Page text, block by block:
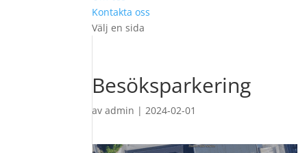
Kontakta oss
Välj en sida
Besöksparkering
avadmin |2024-02-01